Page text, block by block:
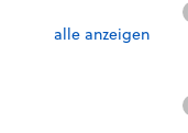
alle anzeigen